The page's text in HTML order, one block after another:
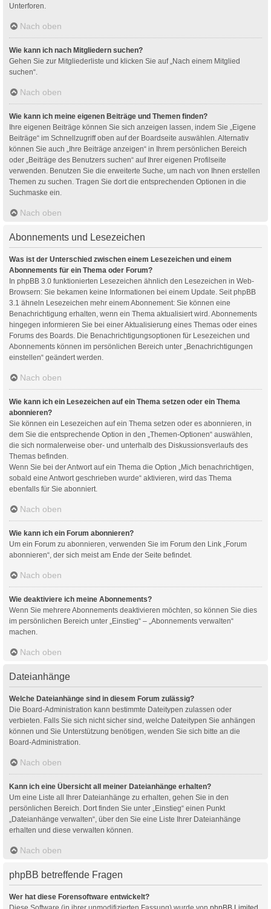
Unterforen.
Nach oben
Wie kann ich nach Mitgliedern suchen?
Gehen Sie zur Mitgliederliste und klicken Sie auf „Nach einem Mitglied
suchen“.
Nach oben
Wie kann ich meine eigenen Beiträge und Themen finden?
Ihre eigenen Beiträge können Sie sich anzeigen lassen, indem Sie „Eigene
Beiträge“ im Schnellzugriff oben auf der Boardseite auswählen. Alternativ
können Sie auch „Ihre Beiträge anzeigen“ in Ihrem persönlichen Bereich
oder „Beiträge des Benutzers suchen“ auf Ihrer eigenen Profilseite
verwenden. Benutzen Sie die erweiterte Suche, um nach von Ihnen erstellen
Themen zu suchen. Tragen Sie dort die entsprechenden Optionen in die
Suchmaske ein.
Nach oben
Abonnements und Lesezeichen
Was ist der Unterschied zwischen einem Lesezeichen und einem
Abonnements für ein Thema oder Forum?
In phpBB 3.0 funktionierten Lesezeichen ähnlich den Lesezeichen in Web-
Browsern: Sie bekamen keine Informationen bei einem Update. Seit phpBB
3.1 ähneln Lesezeichen mehr einem Abonnement: Sie können eine
Benachrichtigung erhalten, wenn ein Thema aktualisiert wird. Abonnements
hingegen informieren Sie bei einer Aktualisierung eines Themas oder eines
Forums des Boards. Die Benachrichtigungsoptionen für Lesezeichen und
Abonnements können im persönlichen Bereich unter „Benachrichtigungen
einstellen“ geändert werden.
Nach oben
Wie kann ich ein Lesezeichen auf ein Thema setzen oder ein Thema
abonnieren?
Sie können ein Lesezeichen auf ein Thema setzen oder es abonnieren, in
dem Sie die entsprechende Option in den „Themen-Optionen“ auswählen,
die sich normalerweise ober- und unterhalb des Diskussionsverlaufs des
Themas befinden.
Wenn Sie bei der Antwort auf ein Thema die Option „Mich benachrichtigen,
sobald eine Antwort geschrieben wurde“ aktivieren, wird das Thema
ebenfalls für Sie abonniert.
Nach oben
Wie kann ich ein Forum abonnieren?
Um ein Forum zu abonnieren, verwenden Sie im Forum den Link „Forum
abonnieren“, der sich meist am Ende der Seite befindet.
Nach oben
Wie deaktiviere ich meine Abonnements?
Wenn Sie mehrere Abonnements deaktivieren möchten, so können Sie dies
im persönlichen Bereich unter „Einstieg“ – „Abonnements verwalten“
machen.
Nach oben
Dateianhänge
Welche Dateianhänge sind in diesem Forum zulässig?
Die Board-Administration kann bestimmte Dateitypen zulassen oder
verbieten. Falls Sie sich nicht sicher sind, welche Dateitypen Sie anhängen
können und Sie Unterstützung benötigen, wenden Sie sich bitte an die
Board-Administration.
Nach oben
Kann ich eine Übersicht all meiner Dateianhänge erhalten?
Um eine Liste all Ihrer Dateianhänge zu erhalten, gehen Sie in den
persönlichen Bereich. Dort finden Sie unter „Einstieg“ einen Punkt
„Dateianhänge verwalten“, über den Sie eine Liste Ihrer Dateianhänge
erhalten und diese verwalten können.
Nach oben
phpBB betreffende Fragen
Wer hat diese Forensoftware entwickelt?